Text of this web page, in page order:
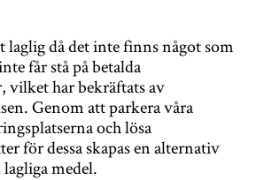
då det inte finns något som
får stå på betalda
vilket har bekräftats av
Genom att parkera våra
och lösa
för dessa skapas en alternativ
medel.